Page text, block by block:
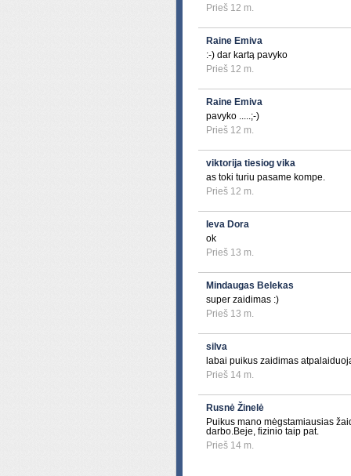
Prieš 12 m.
Raine Emiva
:-) dar kartą pavyko
Prieš 12 m.
Raine Emiva
pavyko .....;-)
Prieš 12 m.
viktorija tiesiog vika
as toki turiu pasame kompe.
Prieš 12 m.
Ieva Dora
ok
Prieš 13 m.
Mindaugas Belekas
super zaidimas :)
Prieš 13 m.
silva
labai puikus zaidimas
Prieš 14 m.
Rusnė Žinelė
Puikus mano mėgstamiausias
darbo.Beje, fizinio taip pat.
Prieš 14 m.